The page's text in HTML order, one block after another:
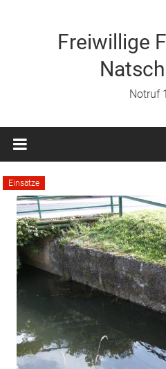
Freiwillige
Notruf
Einsätze